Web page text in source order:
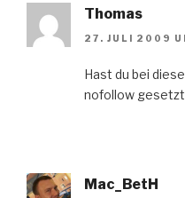
Thomas
27. JULI 2009
Hast du bei
nofollow
Mac_BetH